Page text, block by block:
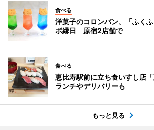
食べる
洋菓子のコロンバン、「ふく
ボ縁日 原宿2店舗で
食べる
恵比寿駅前に立ち食いすし店
ランチやデリバリーも
もっと見る